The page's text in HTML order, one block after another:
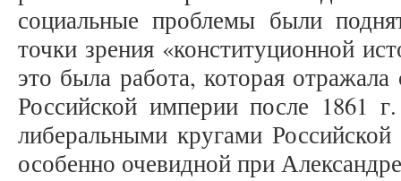
социальные проблемы были
точки зрения «конституционной
это была работа, которая
Российской империи после 1861
либеральными кругами
особенно очевидной при